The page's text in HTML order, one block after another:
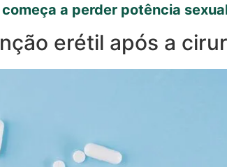
a perder potência
erétil após a